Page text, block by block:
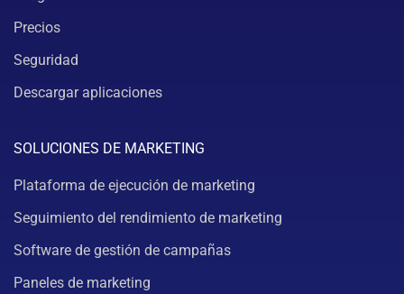
Precios
Seguridad
Descargar aplicaciones
SOLUCIONES DE MARKETING
Plataforma de ejecución de marketing
Seguimiento del rendimiento de marketing
Software de gestión de campañas
Paneles de marketing